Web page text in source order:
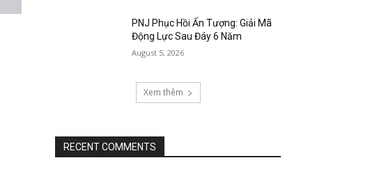
PNJ Phục Hồi Ấn Tượng: Giải Mã
Động Lực Sau Đáy 6 Năm
August 5, 2026
Xem thêm
RECENT COMMENTS